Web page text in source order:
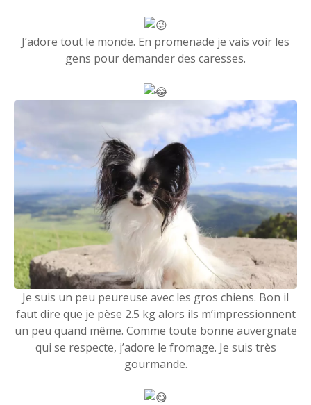
J’adore tout le monde. En promenade je vais voir les
gens pour demander des caresses.
Je suis un peu peureuse avec les gros chiens. Bon il
faut dire que je pèse 2.5 kg alors ils m’impressionnent
un peu quand même. Comme toute bonne auvergnate
qui se respecte, j’adore le fromage. Je suis très
gourmande.